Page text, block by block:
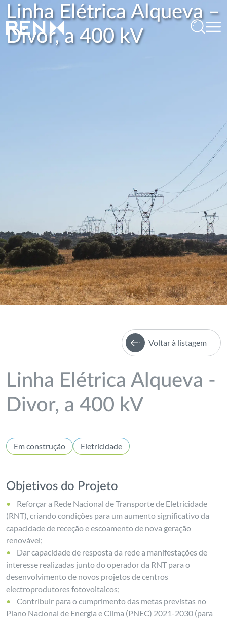
Linha Elétrica Alqueva –
Divor, a 400 kV
Voltar à listagem
Linha Elétrica Alqueva -
Divor, a 400 kV
Em construção Eletricidade
Objetivos do Projeto
Reforçar a Rede Nacional de Transporte de Eletricidade
(RNT), criando condições para um aumento significativo da
capacidade de receção e escoamento de nova geração
renovável;
Dar capacidade de resposta da rede a manifestações de
interesse realizadas junto do operador da RNT para o
desenvolvimento de novos projetos de centros
electroprodutores fotovoltaicos;
Contribuir para o cumprimento das metas previstas no
Plano Nacional de Energia e Clima (PNEC) 2021-2030 (para